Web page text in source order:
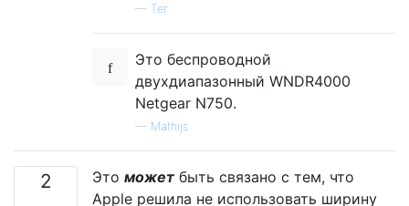
— Тег
Это беспроводной
двухдиапазонный WNDR4000
Netgear N750.
— Mathijs
2 Это может быть связано с тем, что
Apple решила не использовать ширину